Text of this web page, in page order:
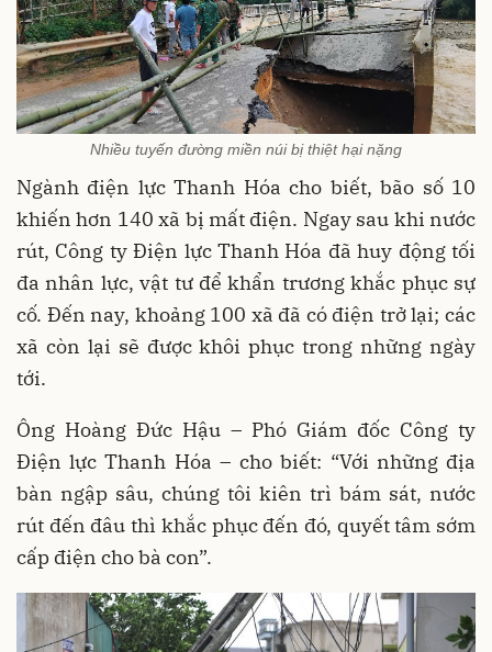
Nhiều tuyến đường miền núi bị thiệt hại nặng
Ngành điện lực Thanh Hóa cho biết, bão số 10
khiến hơn 140 xã bị mất điện. Ngay sau khi nước
rút, Công ty Điện lực Thanh Hóa đã huy động tối
đa nhân lực, vật tư để khẩn trương khắc phục sự
cố. Đến nay, khoảng 100 xã đã có điện trở lại; các
xã còn lại sẽ được khôi phục trong những ngày
tới.
Ông Hoàng Đức Hậu – Phó Giám đốc Công ty
Điện lực Thanh Hóa – cho biết: “Với những địa
bàn ngập sâu, chúng tôi kiên trì bám sát, nước
rút đến đâu thì khắc phục đến đó, quyết tâm sớm
cấp điện cho bà con”.